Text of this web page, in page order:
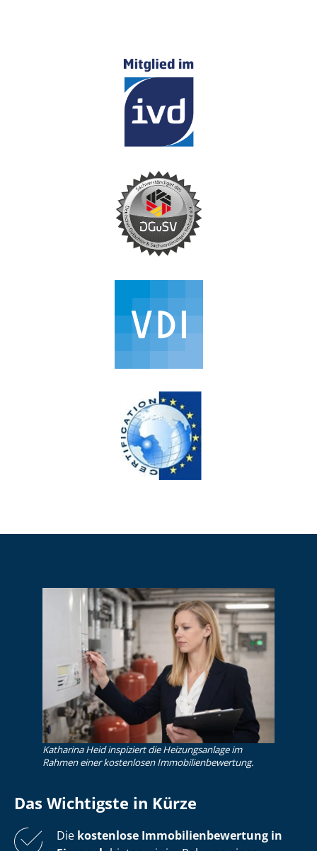
Katharina Heid inspiziert die Heizungsanlage im
Rahmen einer kostenlosen Im­mo­bi­li­en­be­wer­tung.
Das Wichtigste in Kürze
Die kostenlose Im­mo­bi­li­en­be­wer­tung in